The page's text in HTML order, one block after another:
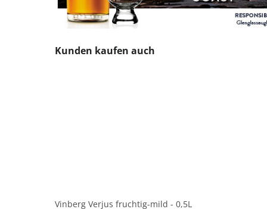
Produktgalerie überspringen
Kunden kaufen auch
Vinberg Verjus fruchtig-mild - 0,5L